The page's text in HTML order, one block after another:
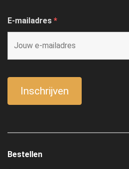
E-mailadres *
Bestellen